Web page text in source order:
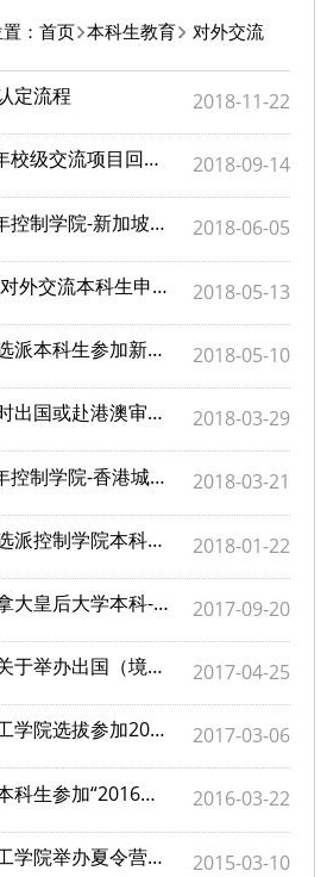
： 首页 本科生教育 对外交流
定流程 2018-11-22
流项目回国办结手续 2018-09-14
期交流项目的同学名单公布（更新） 2018-06-05
科生申请经费资助申请通知 2018-05-13
加新加坡暑期研学项目的通知 2018-05-10
赴港澳审批和报销手续 2018-03-29
学本科生暑期交流项目的同学名单公布 2018-03-21
香港城市大学参加暑期交流项目的通知 2018-01-22
科-硕士联合培养项目申报通知 2017-09-20
国（境）交流行前培训的通知 2017-04-25
加2017年7月夏令营的通知。 2017-03-06
加坡科技设计大学交换生项目”的通知 2016-03-22
举办夏令营的通知 2015-03-10